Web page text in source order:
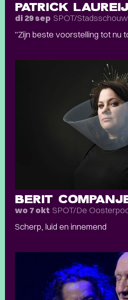
PATRICK LAUREIJ
di 29 sep SPOT/
"Zijn beste voorstelling tot nu
BERIT
wo 7 okt SPOT/De
Scherp, luid en innemend